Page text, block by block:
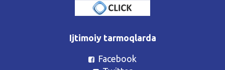
Ijtimoiy tarmoqlarda
Facebook